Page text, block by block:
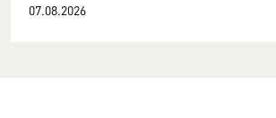
07.08.2026